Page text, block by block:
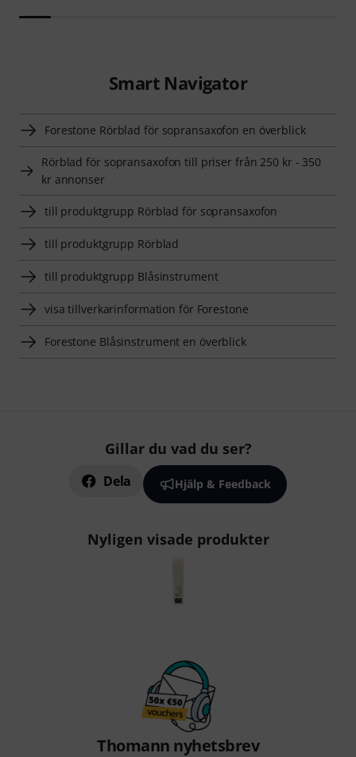
Smart Navigator
Forestone Rörblad för sopransaxofon en överblick
Rörblad för sopransaxofon till priser från 250 kr - 350
kr annonser
till produktgrupp Rörblad för sopransaxofon
till produktgrupp Rörblad
till produktgrupp Blåsinstrument
visa tillverkarinformation för Forestone
Forestone Blåsinstrument en överblick
Gillar du vad du ser?
Dela Hjälp & Feedback
Nyligen visade produkter
Thomann nyhetsbrev